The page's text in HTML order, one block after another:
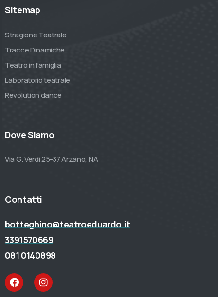
Sitemap
Stragione Teatrale
Tracce Dinamiche
Teatro in famiglia
Laboratorio teatrale
Revolution dance
Dove Siamo
Via G. Verdi 25-37 Arzano, NA
Contatti
botteghino@teatroeduardo.it
3391570669
081 0140898